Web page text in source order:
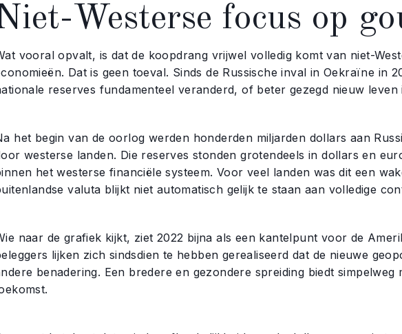
Westerse focus op
vooral opvalt, is dat de koopdrang vrijwel volledig komt van niet-
Dat is geen toeval. Sinds de Russische inval in Oekraïne in
reserves fundamenteel veranderd, of beter gezegd nieuw leven
het begin van de oorlog werden honderden miljarden dollars aan
westerse landen. Die reserves stonden grotendeels in dollars en
het westerse financiële systeem. Voor veel landen was dit een
valuta blijkt niet automatisch gelijk te staan aan volledige
naar de grafiek kijkt, ziet 2022 bijna als een kantelpunt voor de
lijken zich sindsdien te hebben gerealiseerd dat de nieuwe
benadering. Een bredere en gezondere spreiding biedt simpelweg